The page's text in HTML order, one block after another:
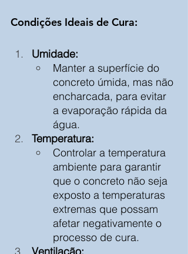
Condições Ideais de Cura:
Umidade:
Manter a superfície do
concreto úmida, mas não
encharcada, para evitar
a evaporação rápida da
água.
Temperatura:
Controlar a temperatura
ambiente para garantir
que o concreto não seja
exposto a temperaturas
extremas que possam
afetar negativamente o
processo de cura.